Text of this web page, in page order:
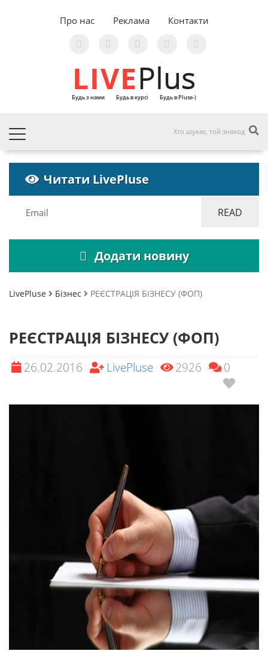
Про нас Реклама Контакти
LIVEPlus
Будь з нами Будь в курсі Будь в Pluse-)
Читати LivePluse
Додати новину
LivePluse Бізнес РЕЄСТРАЦІЯ БІЗНЕСУ (ФОП)
РЕЄСТРАЦІЯ БІЗНЕСУ (ФОП)
26.02.2016 LivePluse 2926 0